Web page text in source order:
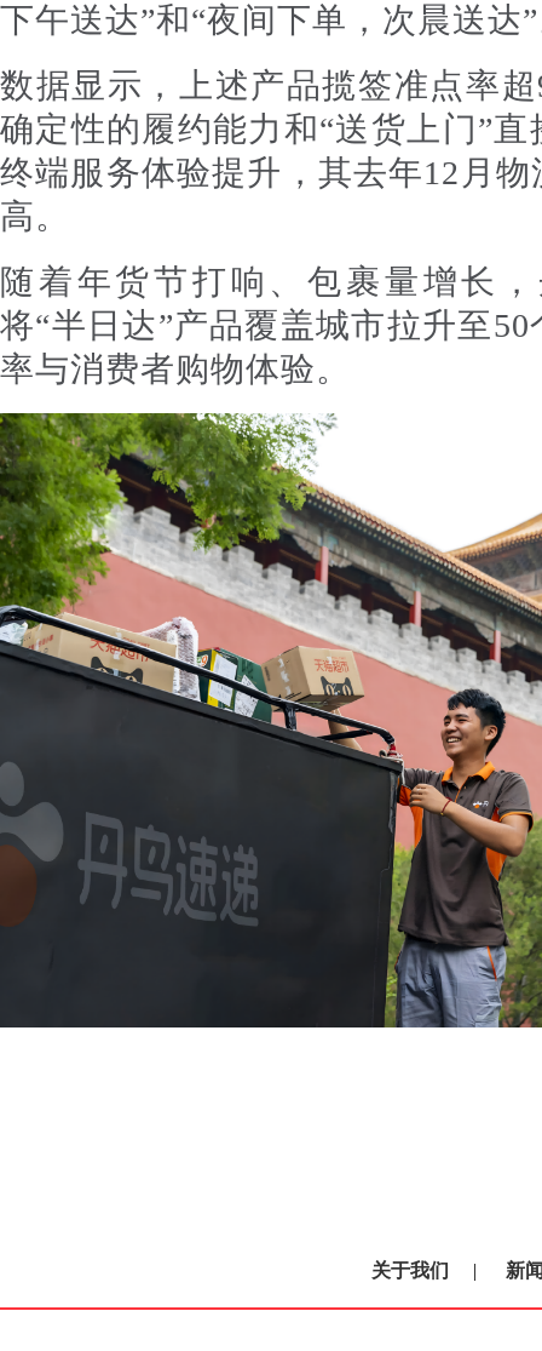
下午送达”和“夜间下单，次晨送达
数据显示，上述产品揽签准点率
确定性的履约能力和“送货上门”
终端服务体验提升，其去年12月
高。
随着年货节打响、包裹量增长
将“半日达”产品覆盖城市拉升至
率与消费者购物体验。
关于我们 | 新